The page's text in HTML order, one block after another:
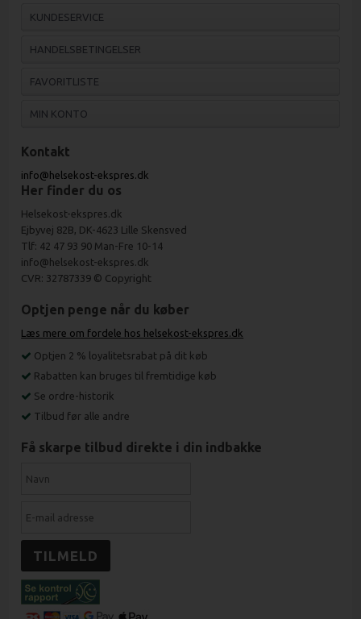
KUNDESERVICE
HANDELSBETINGELSER
FAVORITLISTE
MIN KONTO
Kontakt
info@helsekost-ekspres.dk
Her finder du os
Helsekost-ekspres.dk
Ejbyvej 82B, DK-4623 Lille Skensved
Tlf: 42 47 93 90 Man-Fre 10-14
info@helsekost-ekspres.dk
CVR: 32787339 © Copyright
Optjen penge når du køber
Læs mere om fordele hos helsekost-ekspres.dk
Optjen 2 % loyalitetsrabat på dit køb
Rabatten kan bruges til fremtidige køb
Se ordre-historik
Tilbud før alle andre
Få skarpe tilbud direkte i din indbakke